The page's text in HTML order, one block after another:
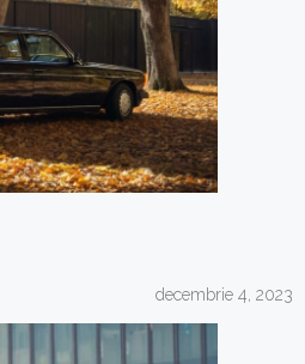
decembrie 4, 2023